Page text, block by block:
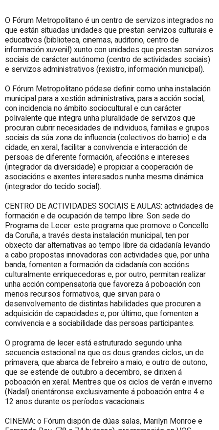
O Fórum Metropolitano é un centro de servizos integrados no
que están situadas unidades que prestan servizos culturais e
educativos (biblioteca, cinemas, auditorio, centro de
información xuvenil) xunto con unidades que prestan servizos
sociais de carácter autónomo (centro de actividades sociais)
e servizos administrativos (rexistro, información municipal).
O Fórum Metropolitano pódese definir como unha instalación
municipal para a xestión administrativa, para a acción social,
con incidencia no ámbito sociocultural e cun carácter
polivalente que integra unha pluralidade de servizos que
procuran cubrir necesidades de individuos, familias e grupos
sociais da súa zona de influencia (colectivos do barrio) e da
cidade, en xeral, facilitar a convivencia e interacción de
persoas de diferente formación, afeccións e intereses
(integrador da diversidade) e propiciar a cooperación de
asociacións e axentes interesados nunha mesma dinámica
(integrador do tecido social).
CENTRO DE ACTIVIDADES SOCIAIS E AULAS: actividades de
formación e de ocupación de tempo libre. Son sede do
Programa de Lecer: este programa que promove o Concello
da Coruña, a través desta instalación municipal, ten por
obxecto dar alternativas ao tempo libre da cidadanía levando
a cabo propostas innovadoras con actividades que, por unha
banda, fomenten a formación da cidadanía con accións
culturalmente enriquecedoras e, por outro, permitan realizar
unha acción compensatoria que favoreza á poboación con
menos recursos formativos, que sirvan para o
desenvolvemento de distintas habilidades que procuren a
adquisición de capacidades e, por último, que fomenten a
convivencia e a sociabilidade das persoas participantes.
O programa de lecer está estruturado segundo unha
secuencia estacional na que os dous grandes ciclos, un de
primavera, que abarca de febreiro a maio, e outro de outono,
que se estende de outubro a decembro, se dirixen á
poboación en xeral. Mentres que os ciclos de verán e inverno
(Nadal) orientáronse exclusivamente á poboación entre 4 e
12 anos durante os períodos vacacionais.
CINEMA: o Fórum dispón de dúas salas, Marilyn Monroe e